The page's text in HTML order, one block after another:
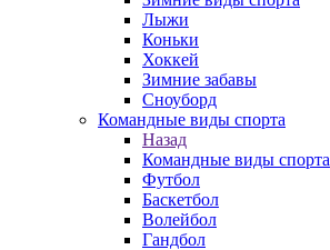
Лыжи
Коньки
Хоккей
Зимние забавы
Сноуборд
Командные виды спорта
Назад
Командные виды спорта
Футбол
Баскетбол
Волейбол
Гандбол